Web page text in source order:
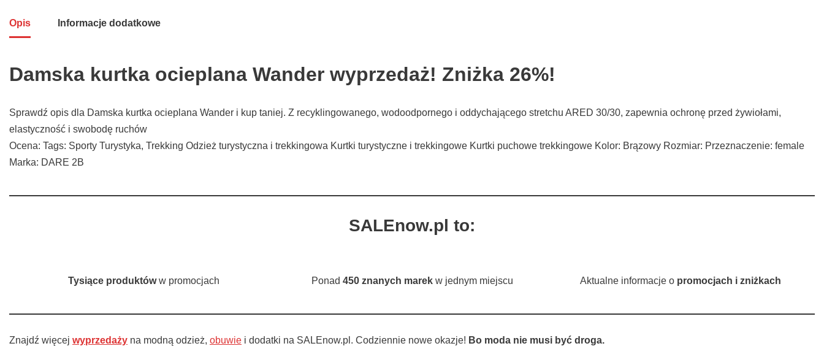
Opis Informacje dodatkowe
Damska kurtka ocieplana Wander wyprzedaż! Zniżka 26%!
Sprawdź opis dla Damska kurtka ocieplana Wander i kup taniej. Z recyklingowanego, wodoodpornego i oddychającego stretchu ARED 30/30, zapewnia ochronę przed żywiołami,
elastyczność i swobodę ruchów
Ocena: Tags: Sporty Turystyka, Trekking Odzież turystyczna i trekkingowa Kurtki turystyczne i trekkingowe Kurtki puchowe trekkingowe Kolor: Brązowy Rozmiar: Przeznaczenie: female
Marka: DARE 2B
SALEnow.pl to:
Tysiące produktóww promocjach Ponad 450 znanych marekw jednym miejscu Aktualne informacje o promocjach i zniżkach
Znajdź więcej wyprzedaży na modną odzież, obuwie i dodatki na SALEnow.pl. Codziennie nowe okazje! Bo moda nie musi być droga.